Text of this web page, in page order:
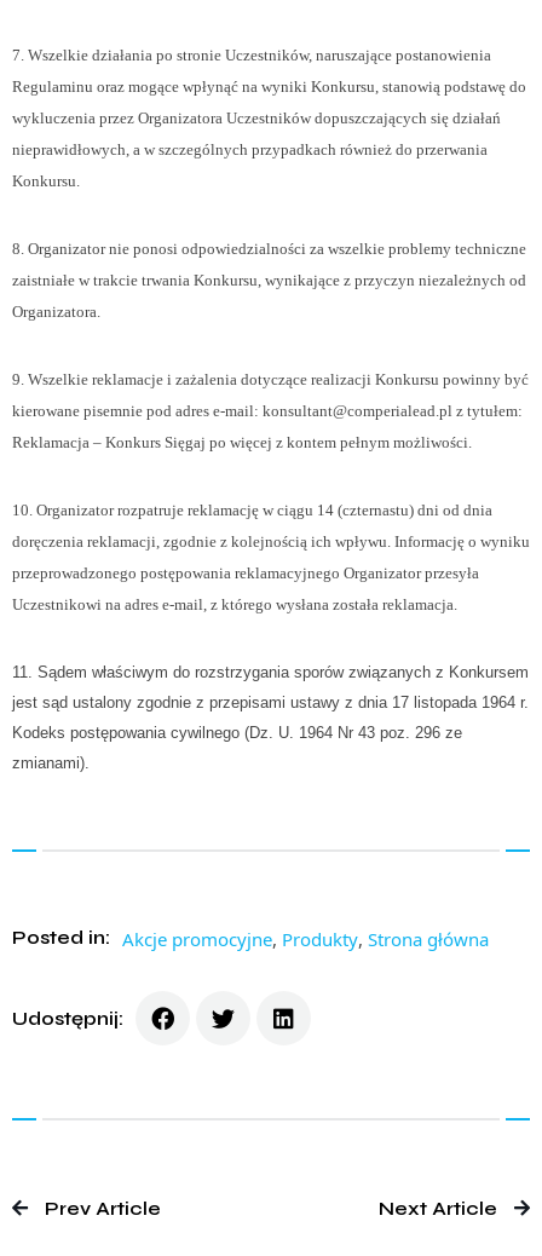
7. Wszelkie działania po stronie Uczestników, naruszające postanowienia
Regulaminu oraz mogące wpłynąć na wyniki Konkursu, stanowią podstawę do
wykluczenia przez Organizatora Uczestników dopuszczających się działań
nieprawidłowych, a w szczególnych przypadkach również do przerwania
Konkursu.
8. Organizator nie ponosi odpowiedzialności za wszelkie problemy techniczne
zaistniałe w trakcie trwania Konkursu, wynikające z przyczyn niezależnych od
Organizatora.
9. Wszelkie reklamacje i zażalenia dotyczące realizacji Konkursu powinny być
kierowane pisemnie pod adres e-mail: konsultant@comperialead.pl z tytułem:
Reklamacja – Konkurs Sięgaj po więcej z kontem pełnym możliwości.
10. Organizator rozpatruje reklamację w ciągu 14 (czternastu) dni od dnia
doręczenia reklamacji, zgodnie z kolejnością ich wpływu. Informację o wyniku
przeprowadzonego postępowania reklamacyjnego Organizator przesyła
Uczestnikowi na adres e-mail, z którego wysłana została reklamacja.
11. Sądem właściwym do rozstrzygania sporów związanych z Konkursem
jest sąd ustalony zgodnie z przepisami ustawy z dnia 17 listopada 1964 r.
Kodeks postępowania cywilnego (Dz. U. 1964 Nr 43 poz. 296 ze
zmianami).
Posted in: Akcje promocyjne, Produkty, Strona główna
Udostępnij:
Prev Article Next Article